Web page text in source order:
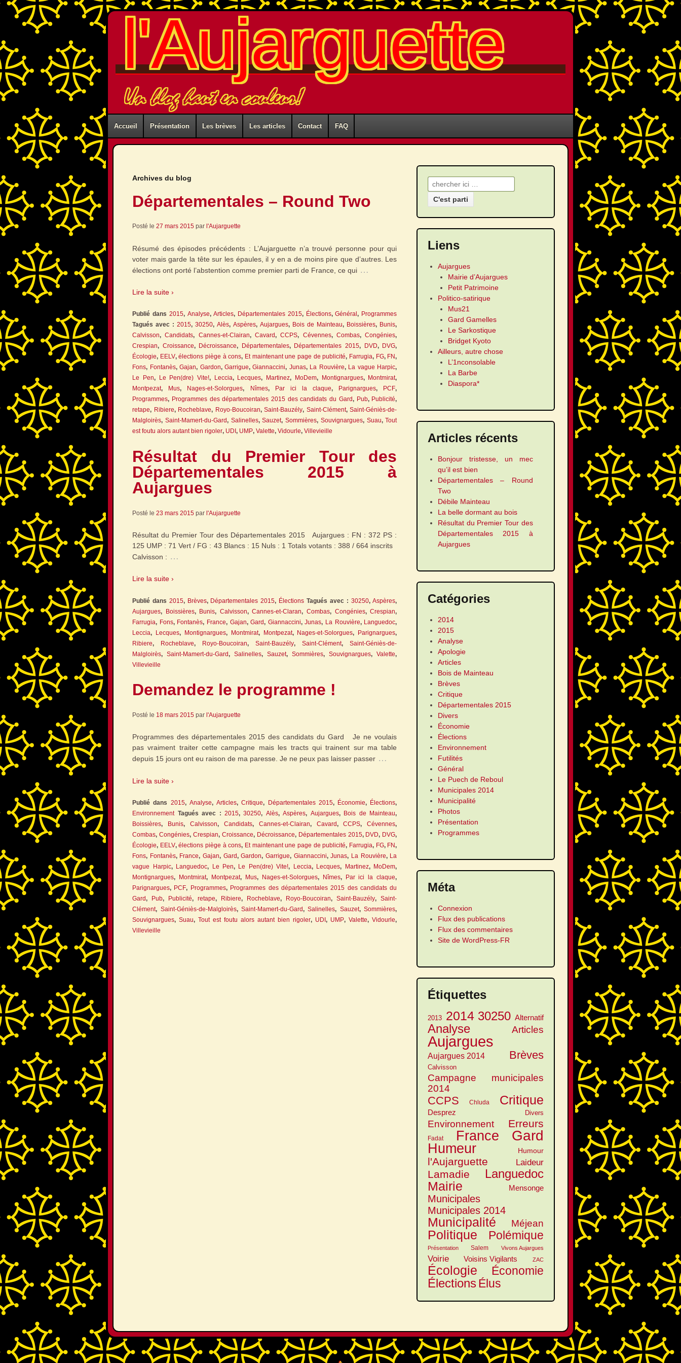
l'Aujarguette
Un blog haut en couleur!
Accueil Présentation Les brèves Les articles Contact FAQ
Archives du blog
Départementales – Round Two
Posté le27 mars 2015 par l'Aujarguette
Résumé des épisodes précédents : L’Aujarguette n’a trouvé personne pour qui
voter mais garde la tête sur les épaules, il y en a de moins pire que d’autres. Les
élections ont porté l’abstention comme premier parti de France, ce qui …
Lire la suite ›
Publié dans 2015, Analyse,Articles, Départementales 2015, Élections,Général, Programmes
Tagués avec :2015,30250,Alès,Aspères,Aujargues, Bois de Mainteau, Boissières, Bunis,
Calvisson,Candidats, Cannes-et-Clairan,Cavard,CCPS, Cévennes, Combas,Congénies,
Crespian, Croissance, Décroissance, Départementales, Départementales 2015, DVD, DVG,
Écologie, EELV,élections piège à cons, Et maintenant une page de publicité, Farrugia, FG, FN,
Fons, Fontanès,Gajan, Gardon, Garrigue,Giannaccini, Junas, La Rouvière, La vague Harpic,
Le Pen, Le Pen(dre) Vite!, Leccia, Lecques, Martinez, MoDem, Montignargues, Montmirat,
Montpezat, Mus, Nages-et-Solorgues, Nîmes, Par ici la claque, Parignargues, PCF,
Programmes, Programmes des départementales 2015 des candidats du Gard, Pub, Publicité,
retape, Ribiere, Rocheblave, Royo-Boucoiran,Saint-Bauzély, Saint-Clément,Saint-Géniès-de-
Malgloirès, Saint-Mamert-du-Gard, Salinelles,Sauzet,Sommières, Souvignargues, Suau,Tout
est foutu alors autant bien rigoler, UDI, UMP,Valette,Vidourle,Villevieille
Résultat du Premier Tour des
Départementales 2015 à
Aujargues
Posté le23 mars 2015 parl'Aujarguette
Résultat du Premier Tour des Départementales 2015 Aujargues : FN : 372 PS :
125 UMP : 71 Vert / FG : 43 Blancs : 15 Nuls : 1 Totals votants : 388 / 664 inscrits
Calvisson : …
Lire la suite ›
Publié dans 2015, Brèves, Départementales 2015, Élections Tagués avec : 30250,Aspères,
Aujargues, Boissières, Bunis, Calvisson,Cannes-et-Claran,Combas, Congénies,Crespian,
Farrugia, Fons, Fontanès, France, Gajan,Gard, Giannaccini,Junas, La Rouvière, Languedoc,
Leccia, Lecques, Montignargues, Montmirat, Montpezat, Nages-et-Solorgues, Parignargues,
Ribiere, Rocheblave, Royo-Boucoiran,Saint-Bauzély,Saint-Clément,Saint-Géniès-de-
Malgloirès,Saint-Mamert-du-Gard,Salinelles,Sauzet,Sommières,Souvignargues,Valette,
Villevieille
Demandez le programme !
Posté le 18 mars 2015 par l'Aujarguette
Programmes des départementales 2015 des candidats du Gard Je ne voulais
pas vraiment traiter cette campagne mais les tracts qui trainent sur ma table
depuis 15 jours ont eu raison de ma paresse. Je ne peux pas laisser passer …
Lire la suite ›
Publié dans 2015, Analyse,Articles,Critique, Départementales 2015, Économie, Élections,
EnvironnementTagués avec : 2015,30250, Alès,Aspères, Aujargues, Bois de Mainteau,
Boissières, Bunis, Calvisson, Candidats, Cannes-et-Clairan, Cavard,CCPS,Cévennes,
Combas,Congénies, Crespian, Croissance, Décroissance, Départementales 2015, DVD, DVG,
Écologie, EELV,élections piège à cons, Et maintenant une page de publicité, Farrugia, FG, FN,
Fons, Fontanès, France,Gajan, Gard,Gardon,Garrigue, Giannaccini,Junas, La Rouvière, La
vague Harpic, Languedoc, Le Pen, Le Pen(dre) Vite!, Leccia, Lecques, Martinez, MoDem,
Montignargues, Montmirat, Montpezat, Mus, Nages-et-Solorgues, Nîmes, Par ici la claque,
Parignargues, PCF, Programmes, Programmes des départementales 2015 des candidats du
Gard, Pub, Publicité,retape, Ribiere, Rocheblave, Royo-Boucoiran,Saint-Bauzély,Saint-
Clément, Saint-Géniès-de-Malgloirès, Saint-Mamert-du-Gard,Salinelles, Sauzet,Sommières,
Souvignargues,Suau,Tout est foutu alors autant bien rigoler, UDI, UMP,Valette,Vidourle,
Villevieille
Recherche pour:
Liens
Aujargues
Mairie d’Aujargues
Petit Patrimoine
Politico-satirique
Mus21
Gard Gamelles
Le Sarkostique
Bridget Kyoto
Ailleurs, autre chose
L’1nconsolable
La Barbe
Diaspora*
Articles récents
Bonjour tristesse, un mec
qu’il est bien
Départementales – Round
Two
Débile Mainteau
La belle dormant au bois
Résultat du Premier Tour des
Départementales 2015 à
Aujargues
Catégories
2014
2015
Analyse
Apologie
Articles
Bois de Mainteau
Brèves
Critique
Départementales 2015
Divers
Économie
Élections
Environnement
Futilités
Général
Le Puech de Reboul
Municipales 2014
Municipalité
Photos
Présentation
Programmes
Méta
Connexion
Flux des publications
Flux des commentaires
Site de WordPress-FR
Étiquettes
2013 2014 30250 Alternatif
Analyse Articles
Aujargues
Aujargues 2014 Brèves
Calvisson
Campagne municipales
2014
CCPS Chluda Critique
Desprez Divers
Environnement Erreurs
Fadat France Gard
Humeur Humour
l'Aujarguette Laideur
Lamadie Languedoc
Mairie Mensonge
Municipales
Municipales 2014
Municipalité Méjean
Politique Polémique
Présentation Salem Vivons Aujargues
Voirie Voisins Vigilants ZAC
Écologie Économie
Élections Élus